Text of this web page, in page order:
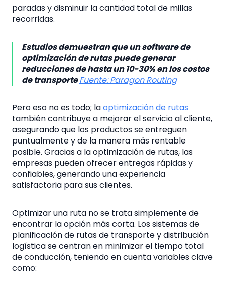
paradas y disminuir la cantidad total de millas
recorridas.
Estudios demuestran que un software de
optimización de rutas puede generar
reducciones de hasta un 10-30% en los costos
de transporteFuente: Paragon Routing
Pero eso no es todo; laoptimización de rutas
también contribuye a mejorar el servicio al cliente,
asegurando que los productos se entreguen
puntualmente y de la manera más rentable
posible. Gracias a la optimización de rutas, las
empresas pueden ofrecer entregas rápidas y
confiables, generando una experiencia
satisfactoria para sus clientes.
Optimizar una ruta no se trata simplemente de
encontrar la opción más corta. Los sistemas de
planificación de rutas de transporte y distribución
logística se centran en minimizar el tiempo total
de conducción, teniendo en cuenta variables clave
como: